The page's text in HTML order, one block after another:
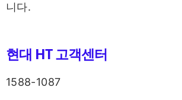
니다.
현대 HT 고객센터
1588-1087